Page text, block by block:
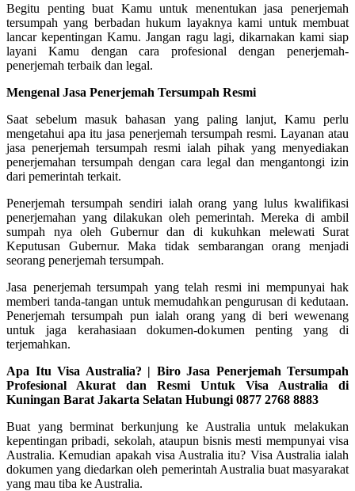
Begitu penting buat Kamu untuk menentukan jasa penerjemah
tersumpah yang berbadan hukum layaknya kami untuk membuat
lancar kepentingan Kamu. Jangan ragu lagi, dikarnakan kami siap
layani Kamu dengan cara profesional dengan penerjemah-
penerjemah terbaik dan legal.
Mengenal Jasa Penerjemah Tersumpah Resmi
Saat sebelum masuk bahasan yang paling lanjut, Kamu perlu
mengetahui apa itu jasa penerjemah tersumpah resmi. Layanan atau
jasa penerjemah tersumpah resmi ialah pihak yang menyediakan
penerjemahan tersumpah dengan cara legal dan mengantongi izin
dari pemerintah terkait.
Penerjemah tersumpah sendiri ialah orang yang lulus kwalifikasi
penerjemahan yang dilakukan oleh pemerintah. Mereka di ambil
sumpah nya oleh Gubernur dan di kukuhkan melewati Surat
Keputusan Gubernur. Maka tidak sembarangan orang menjadi
seorang penerjemah tersumpah.
Jasa penerjemah tersumpah yang telah resmi ini mempunyai hak
memberi tanda-tangan untuk memudahkan pengurusan di kedutaan.
Penerjemah tersumpah pun ialah orang yang di beri wewenang
untuk jaga kerahasiaan dokumen-dokumen penting yang di
terjemahkan.
Apa Itu Visa Australia? | Biro Jasa Penerjemah Tersumpah
Profesional Akurat dan Resmi Untuk Visa Australia di
Kuningan Barat Jakarta Selatan Hubungi 0877 2768 8883
Buat yang berminat berkunjung ke Australia untuk melakukan
kepentingan pribadi, sekolah, ataupun bisnis mesti mempunyai visa
Australia. Kemudian apakah visa Australia itu? Visa Australia ialah
dokumen yang diedarkan oleh pemerintah Australia buat masyarakat
yang mau tiba ke Australia.